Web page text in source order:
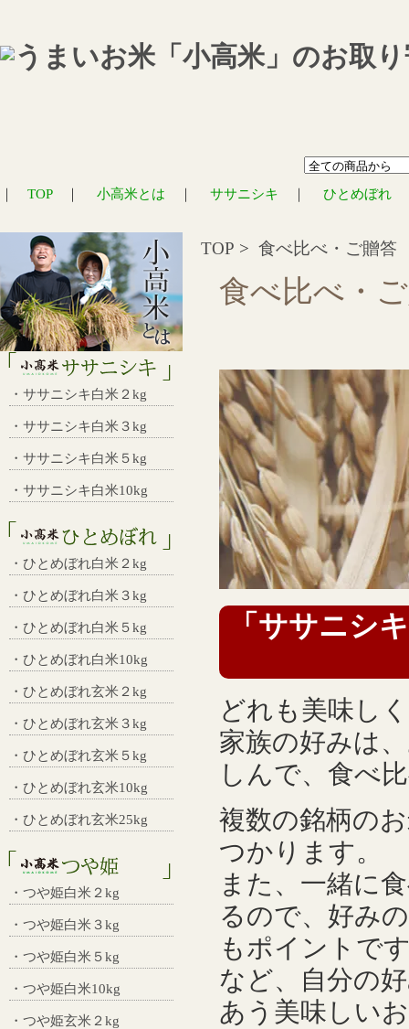
TOP｜ 小高米とは ササニシキ ひとめぼれ
TOP > 食べ比べ・ご贈答
食べ比べ・
「ササニシ
どれも美味し
家族の好みは
しんで、食べ
複数の銘柄の
つかります。
また、一緒に
るので、好み
もポイントで
など、自分の
あう美味しい
・ササニシキ白米２kg
・ササニシキ白米３kg
・ササニシキ白米５kg
・ササニシキ白米10kg
・ひとめぼれ白米２kg
・ひとめぼれ白米３kg
・ひとめぼれ白米５kg
・ひとめぼれ白米10kg
・ひとめぼれ玄米２kg
・ひとめぼれ玄米３kg
・ひとめぼれ玄米５kg
・ひとめぼれ玄米10kg
・ひとめぼれ玄米25kg
・つや姫白米２kg
・つや姫白米３kg
・つや姫白米５kg
・つや姫白米10kg
・つや姫玄米２kg